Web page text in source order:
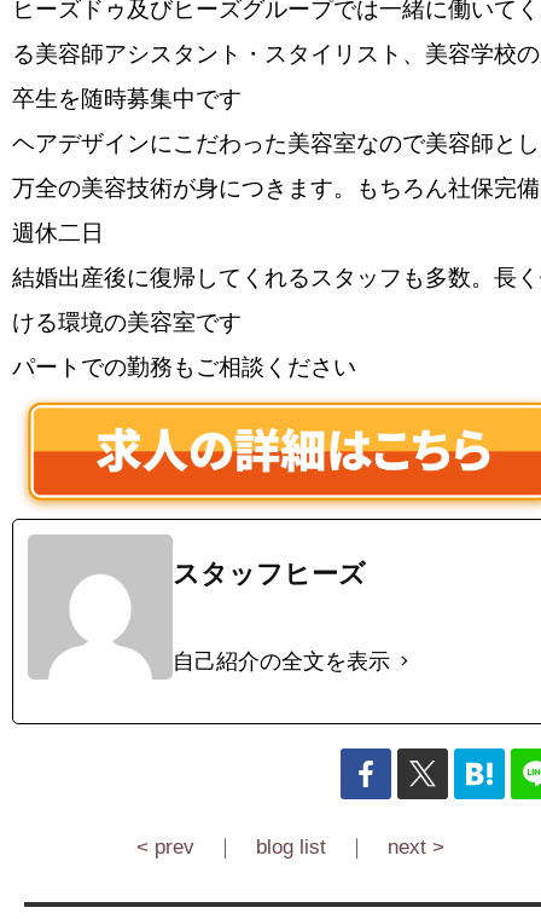
ヒーズドゥ及びヒーズグループでは一緒に働いて
る美容師アシスタント・スタイリスト、美容学校
卒生を随時募集中です
ヘアデザインにこだわった美容室なので美容師と
万全の美容技術が身につきます。もちろん社保完
週休二日
結婚出産後に復帰してくれるスタッフも多数。長
ける環境の美容室です
パートでの勤務もご相談ください
スタッフヒーズ
自己紹介の全文を表示
< prev｜ blog list｜ next >